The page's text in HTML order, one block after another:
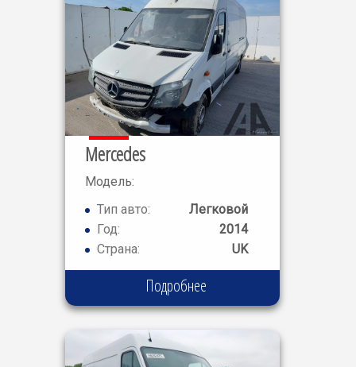
Mercedes
Модель:
SPRINTER
310
Тип авто:
Легковой
Год:
2014
Страна:
UK
Подробнее